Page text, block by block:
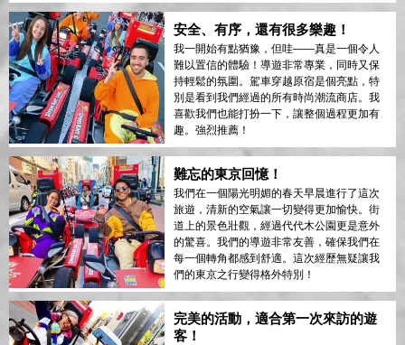
安全、有序，還有很多樂趣！
我一開始有點猶豫，但哇——真是一個令人
難以置信的體驗！導遊非常專業，同時又保
持輕鬆的氛圍。駕車穿越原宿是個亮點，特
別是看到我們經過的所有時尚潮流商店。我
喜歡我們也能打扮一下，讓整個過程更加有
趣。強烈推薦！
難忘的東京回憶！
我們在一個陽光明媚的春天早晨進行了這次
旅遊，清新的空氣讓一切變得更加愉快。街
道上的景色壯觀，經過代代木公園更是意外
的驚喜。我們的導遊非常友善，確保我們在
每一個轉角都感到舒適。這次經歷無疑讓我
們的東京之行變得格外特別！
完美的活動，適合第一次來訪的遊
客！